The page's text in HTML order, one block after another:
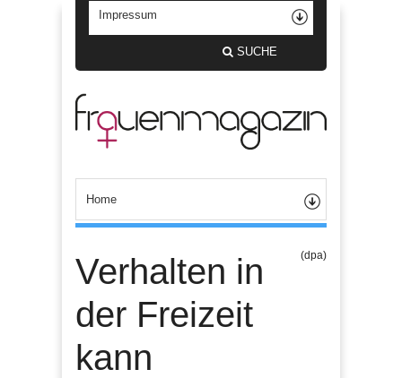
SUCHE
Verhalten in
der Freizeit
kann
(dpa)